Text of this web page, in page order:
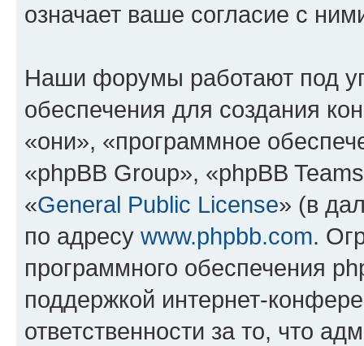
означает ваше согласие с
Наши форумы работают под
обеспечения для создания
«они», «программное
«phpBB Group», «phpBB
«General Public License» (в
по адресу www.phpbb.com.
программного обеспечения
поддержкой интернет-
ответственности за то, что